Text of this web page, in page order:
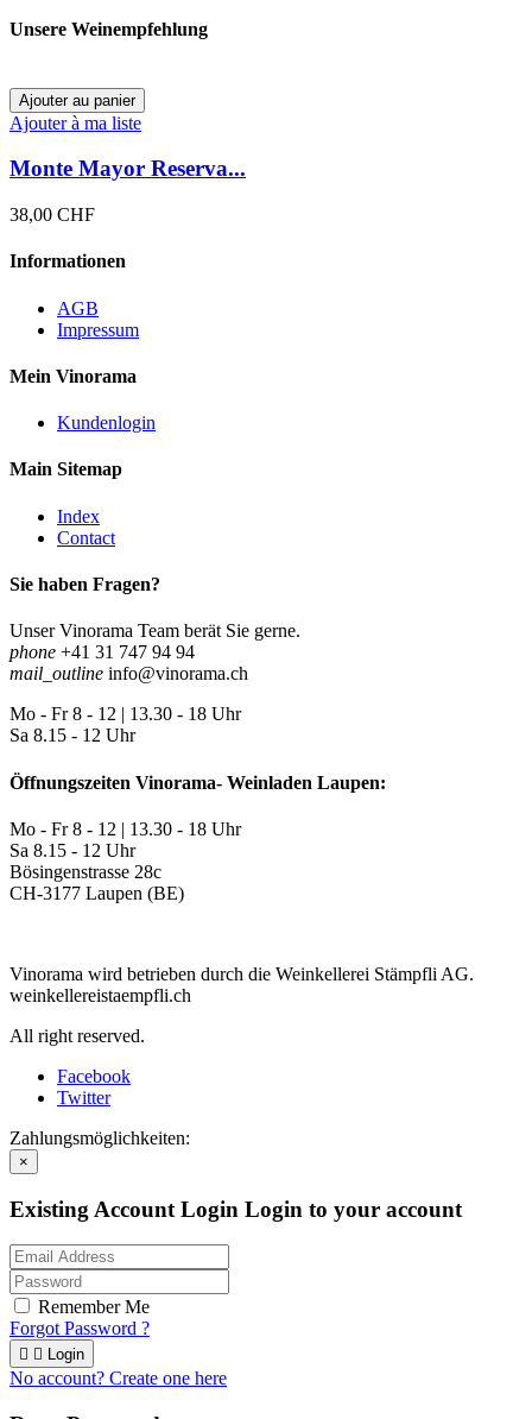
Unsere Weinempfehlung
Ajouter au panier
Ajouter à ma liste
Monte Mayor Reserva...
38,00 CHF
Informationen
AGB
Impressum
Mein Vinorama
Kundenlogin
Main Sitemap
Index
Contact
Sie haben Fragen?
Unser Vinorama Team berät Sie gerne.
phone +41 31 747 94 94
mail_outline info@vinorama.ch
Mo - Fr8 - 12 | 13.30 - 18 Uhr
Sa 8.15 - 12 Uhr
Öffnungszeiten Vinorama- Weinladen Laupen:
Mo - Fr8 - 12 | 13.30 - 18 Uhr
Sa 8.15 - 12 Uhr
Bösingenstrasse 28c
CH-3177 Laupen (BE)
Vinorama wird betrieben durch die Weinkellerei Stämpfli AG.
weinkellereistaempfli.ch
All right reserved.
Facebook
Twitter
Zahlungsmöglichkeiten:
×
Existing Account Login Login to your account
Remember Me
Forgot Password ?
  Login
No account? Create one here